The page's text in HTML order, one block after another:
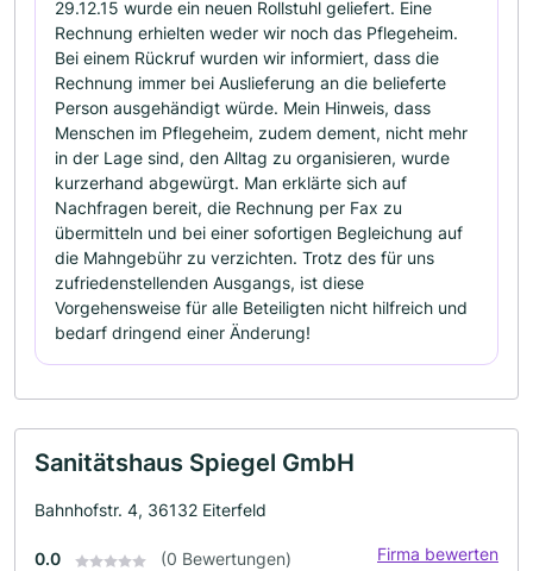
29.12.15 wurde ein neuen Rollstuhl geliefert. Eine
Rechnung erhielten weder wir noch das Pflegeheim.
Bei einem Rückruf wurden wir informiert, dass die
Rechnung immer bei Auslieferung an die belieferte
Person ausgehändigt würde. Mein Hinweis, dass
Menschen im Pflegeheim, zudem dement, nicht mehr
in der Lage sind, den Alltag zu organisieren, wurde
kurzerhand abgewürgt. Man erklärte sich auf
Nachfragen bereit, die Rechnung per Fax zu
übermitteln und bei einer sofortigen Begleichung auf
die Mahngebühr zu verzichten. Trotz des für uns
zufriedenstellenden Ausgangs, ist diese
Vorgehensweise für alle Beteiligten nicht hilfreich und
bedarf dringend einer Änderung!
Sanitätshaus Spiegel GmbH
Bahnhofstr. 4, 36132 Eiterfeld
0.0 (0 Bewertungen) Firma bewerten